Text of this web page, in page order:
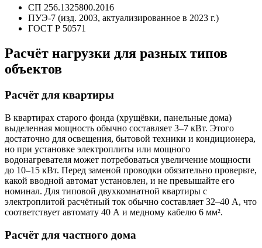
СП 256.1325800.2016
ПУЭ‑7 (изд. 2003, актуализированное в 2023 г.)
ГОСТ Р 50571
Расчёт нагрузки для разных типов
объектов
Расчёт для квартиры
В квартирах старого фонда (хрущёвки, панельные дома)
выделенная мощность обычно составляет 3–7 кВт. Этого
достаточно для освещения, бытовой техники и кондиционера,
но при установке электроплиты или мощного
водонагревателя может потребоваться увеличение мощности
до 10–15 кВт. Перед заменой проводки обязательно проверьте,
какой вводной автомат установлен, и не превышайте его
номинал. Для типовой двухкомнатной квартиры с
электроплитой расчётный ток обычно составляет 32–40 А, что
соответствует автомату 40 А и медному кабелю 6 мм².
Расчёт для частного дома